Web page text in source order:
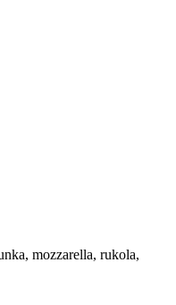
mozzarella, rukola,